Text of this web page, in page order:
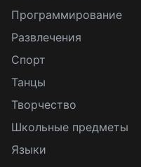
Программирование
Развлечения
Спорт
Танцы
Творчество
Школьные предметы
Языки